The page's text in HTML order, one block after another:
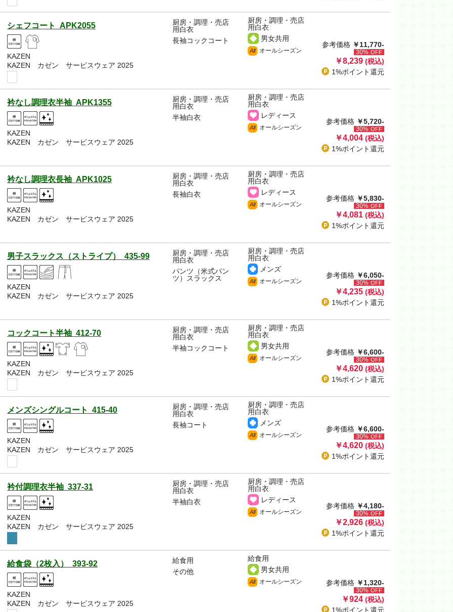
シェフコート APK2055
KAZEN
KAZEN カゼン サービスウェア 2025
厨房・調理・売店
用白衣
長袖コックコート
厨房・調理・売店
用白衣
男女共用
All オールシーズン
参考価格 ￥11,770-
30% OFF
￥8,239 (税込)
1%ポイント還元
衿なし調理衣半袖 APK1355
KAZEN
KAZEN カゼン サービスウェア 2025
厨房・調理・売店
用白衣
半袖白衣
厨房・調理・売店
用白衣
レディース
All オールシーズン
参考価格 ￥5,720-
30% OFF
￥4,004 (税込)
1%ポイント還元
衿なし調理衣長袖 APK1025
KAZEN
KAZEN カゼン サービスウェア 2025
厨房・調理・売店
用白衣
長袖白衣
厨房・調理・売店
用白衣
レディース
All オールシーズン
参考価格 ￥5,830-
30% OFF
￥4,081 (税込)
1%ポイント還元
男子スラックス（ストライプ） 435-99
KAZEN
KAZEN カゼン サービスウェア 2025
厨房・調理・売店
用白衣
パンツ（米式パン
ツ）スラックス
厨房・調理・売店
用白衣
メンズ
All オールシーズン
参考価格 ￥6,050-
30% OFF
￥4,235 (税込)
1%ポイント還元
コックコート半袖 412-70
KAZEN
KAZEN カゼン サービスウェア 2025
厨房・調理・売店
用白衣
半袖コックコート
厨房・調理・売店
用白衣
男女共用
All オールシーズン
参考価格 ￥6,600-
30% OFF
￥4,620 (税込)
1%ポイント還元
メンズシングルコート 415-40
KAZEN
KAZEN カゼン サービスウェア 2025
厨房・調理・売店
用白衣
長袖コート
厨房・調理・売店
用白衣
メンズ
All オールシーズン
参考価格 ￥6,600-
30% OFF
￥4,620 (税込)
1%ポイント還元
衿付調理衣半袖 337-31
KAZEN
KAZEN カゼン サービスウェア 2025
厨房・調理・売店
用白衣
半袖白衣
厨房・調理・売店
用白衣
レディース
All オールシーズン
参考価格 ￥4,180-
30% OFF
￥2,926 (税込)
1%ポイント還元
給食袋（2枚入） 393-92
KAZEN
KAZEN カゼン サービスウェア 2025
給食用
その他
給食用
男女共用
All オールシーズン 参考価格 ￥1,320-
30% OFF
￥924 (税込)
1%ポイント還元